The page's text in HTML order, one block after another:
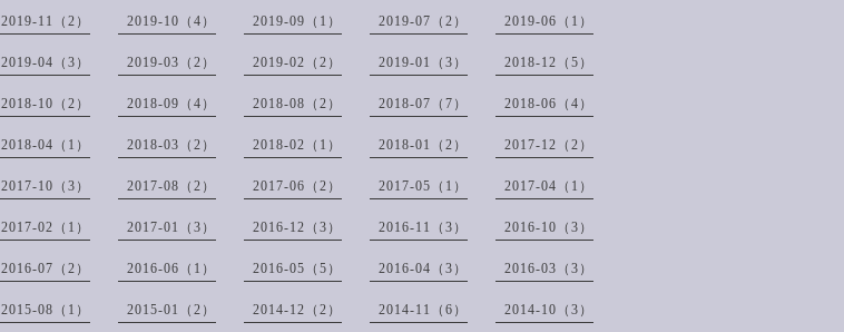
2019-11（2） 2019-10（4） 2019-09（1） 2019-07（2） 2019-06（1）
2019-04（3） 2019-03（2） 2019-02（2） 2019-01（3） 2018-12（5）
2018-10（2） 2018-09（4） 2018-08（2） 2018-07（7） 2018-06（4）
2018-04（1） 2018-03（2） 2018-02（1） 2018-01（2） 2017-12（2）
2017-10（3） 2017-08（2） 2017-06（2） 2017-05（1） 2017-04（1）
2017-02（1） 2017-01（3） 2016-12（3） 2016-11（3） 2016-10（3）
2016-07（2） 2016-06（1） 2016-05（5） 2016-04（3） 2016-03（3）
2015-08（1） 2015-01（2） 2014-12（2） 2014-11（6） 2014-10（3）